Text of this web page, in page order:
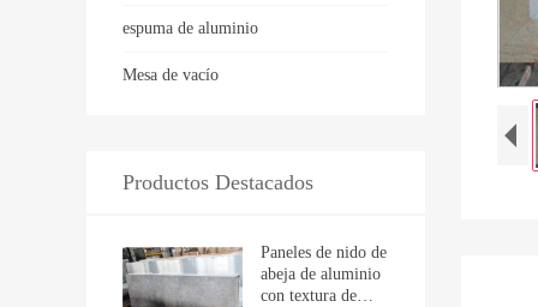
espuma de aluminio
Mesa de vacío
Productos Destacados
Paneles de nido de
abeja de aluminio
con textura de